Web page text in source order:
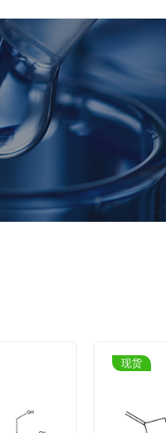
现货